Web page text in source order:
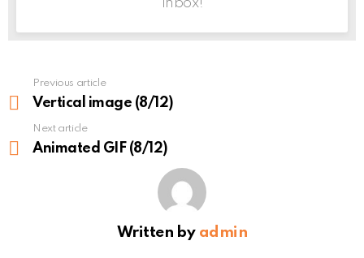
inbox!
more
Previous article
Vertical image (8/12)
Next article
Animated GIF (8/12)
Written by admin